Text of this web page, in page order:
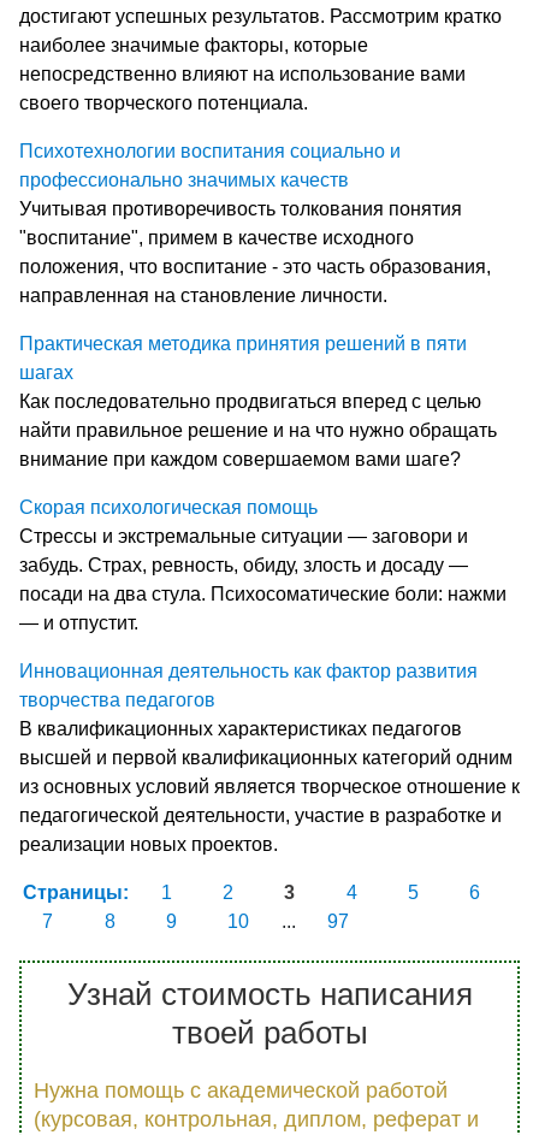
достигают успешных результатов. Рассмотрим кратко
наиболее значимые факторы, которые
непосредственно влияют на использование вами
своего творческого потенциала.
Психотехнологии воспитания социально и
профессионально значимых качеств
Учитывая противоречивость толкования понятия
"воспитание", примем в качестве исходного
положения, что воспитание - это часть образования,
направленная на становление личности.
Практическая методика принятия решений в пяти
шагах
Как последовательно продвигаться вперед с целью
найти правильное решение и на что нужно обращать
внимание при каждом совершаемом вами шаге?
Скорая психологическая помощь
Стрессы и экстремальные ситуации — заговори и
забудь. Страх, ревность, обиду, злость и досаду —
посади на два стула. Психосоматические боли: нажми
— и отпустит.
Инновационная деятельность как фактор развития
творчества педагогов
В квалификационных характеристиках педагогов
высшей и первой квалификационных категорий одним
из основных условий является творческое отношение к
педагогической деятельности, участие в разработке и
реализации новых проектов.
Страницы: 1 2 3 4 5
6
7
8 9 10 ... 97
Узнай стоимость написания
твоей работы
Нужна помощь с академической работой
(курсовая, контрольная, диплом, реферат и